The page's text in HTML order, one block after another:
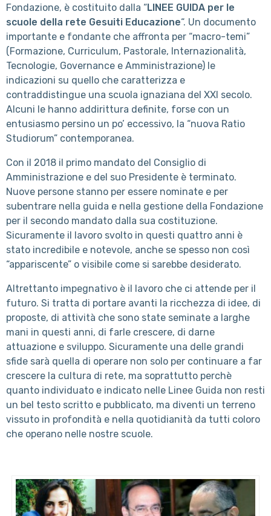
Fondazione, è costituito dalla “LINEE GUIDA per le
scuole della rete Gesuiti Educazione“. Un documento
importante e fondante che affronta per “macro-temi”
(Formazione, Curriculum, Pastorale, Internazionalità,
Tecnologie, Governance e Amministrazione) le
indicazioni su quello che caratterizza e
contraddistingue una scuola ignaziana del XXI secolo.
Alcuni le hanno addirittura definite, forse con un
entusiasmo persino un po’ eccessivo, la “nuova Ratio
Studiorum” contemporanea.
Con il 2018 il primo mandato del Consiglio di
Amministrazione e del suo Presidente è terminato.
Nuove persone stanno per essere nominate e per
subentrare nella guida e nella gestione della Fondazione
per il secondo mandato dalla sua costituzione.
Sicuramente il lavoro svolto in questi quattro anni è
stato incredibile e notevole, anche se spesso non così
“appariscente” o visibile come si sarebbe desiderato.
Altrettanto impegnativo è il lavoro che ci attende per il
futuro. Si tratta di portare avanti la ricchezza di idee, di
proposte, di attività che sono state seminate a larghe
mani in questi anni, di farle crescere, di darne
attuazione e sviluppo. Sicuramente una delle grandi
sfide sarà quella di operare non solo per continuare a far
crescere la cultura di rete, ma soprattutto perchè
quanto individuato e indicato nelle Linee Guida non resti
un bel testo scritto e pubblicato, ma diventi un terreno
vissuto in profondità e nella quotidianità da tutti coloro
che operano nelle nostre scuole.